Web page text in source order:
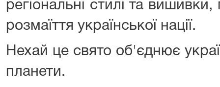
регіональні стилі та
розмаїття української нації.
Нехай це свято об'єднює
планети.